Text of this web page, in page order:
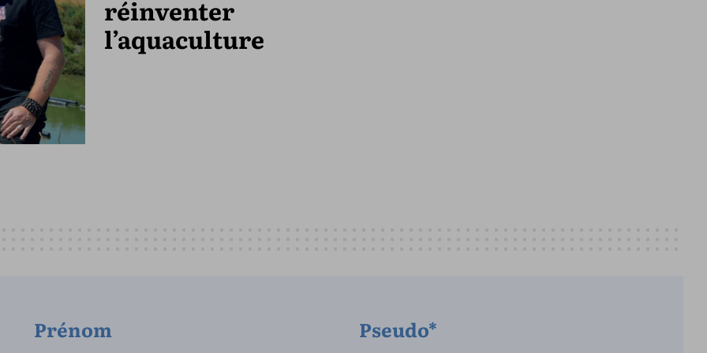
réinventer
l’aquaculture
Prénom Pseudo*